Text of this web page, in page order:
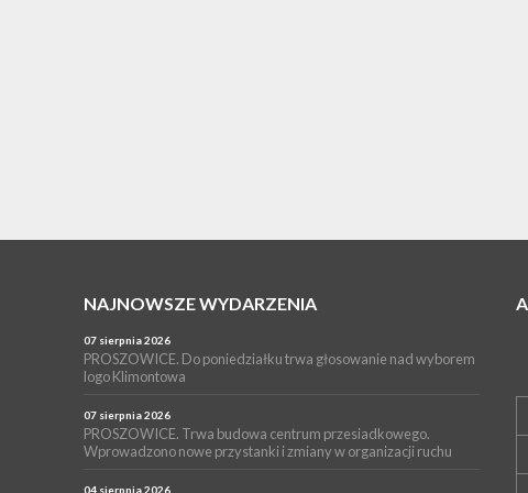
NAJNOWSZE WYDARZENIA
07 sierpnia 2026
PROSZOWICE. Do poniedziałku trwa głosowanie nad wyborem
logo Klimontowa
07 sierpnia 2026
PROSZOWICE. Trwa budowa centrum przesiadkowego.
Wprowadzono nowe przystanki i zmiany w organizacji ruchu
04 sierpnia 2026